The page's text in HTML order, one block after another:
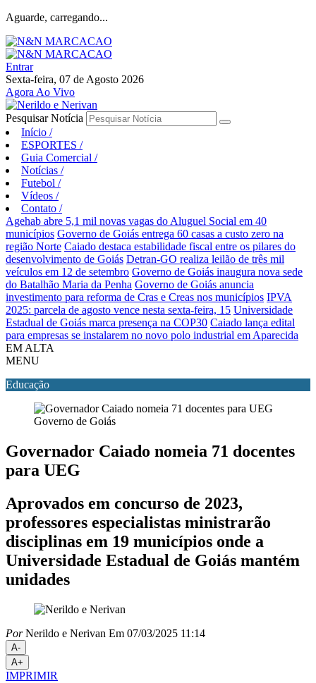
Aguarde, carregando...
Entrar
Sexta-feira, 07 de Agosto 2026
Agora Ao Vivo
Pesquisar Notícia
Início /
ESPORTES /
Guia Comercial /
Notícias /
Futebol /
Vídeos /
Contato /
Agehab abre 5,1 mil novas vagas do Aluguel Social em 40
municípios Governo de Goiás entrega 60 casas a custo zero na
região Norte Caiado destaca estabilidade fiscal entre os pilares do
desenvolvimento de Goiás Detran-GO realiza leilão de três mil
veículos em 12 de setembro Governo de Goiás inaugura nova sede
do Batalhão Maria da Penha Governo de Goiás anuncia
investimento para reforma de Cras e Creas nos municípios IPVA
2025: parcela de agosto vence nesta sexta-feira, 15 Universidade
Estadual de Goiás marca presença na COP30 Caiado lança edital
para empresas se instalarem no novo polo industrial em Aparecida
EM ALTA
MENU
Educação
Governo de Goiás
Governador Caiado nomeia 71 docentes
para UEG
Aprovados em concurso de 2023,
professores especialistas ministrarão
disciplinas em 19 municípios onde a
Universidade Estadual de Goiás mantém
unidades
PorNerildo e Nerivan Em 07/03/2025 11:14
A-
A+
IMPRIMIR